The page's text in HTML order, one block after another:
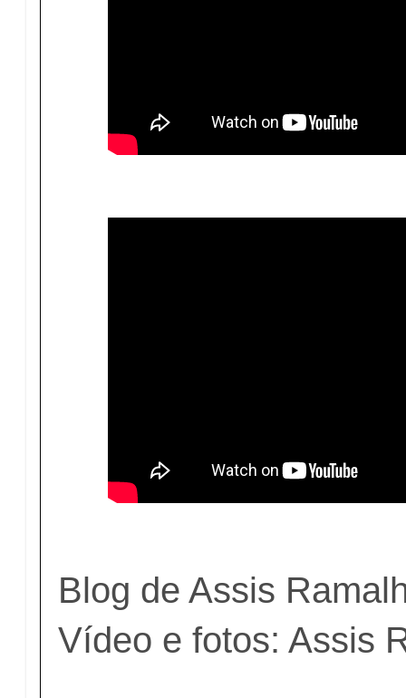
Blog de Assis
Vídeo e fotos: Assis